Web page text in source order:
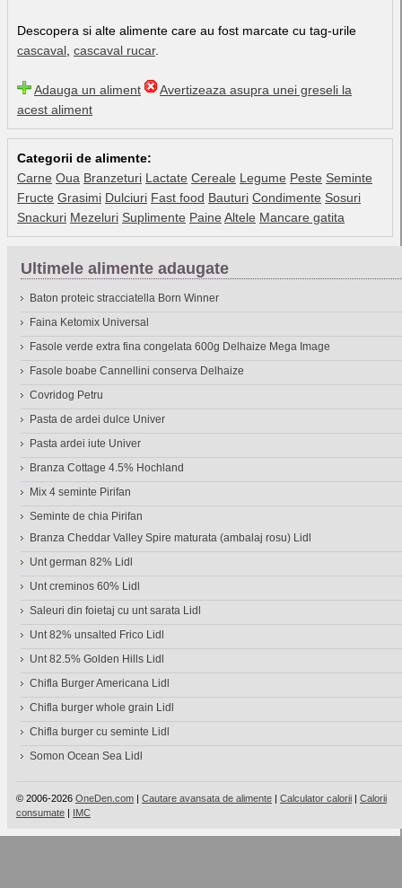
Descopera si alte alimente care au fost marcate cu tag-urile
cascaval cascaval rucar.
Adauga un aliment
Avertizeaza asupra unei greseli la
acest aliment
Categorii de alimente:
Carne Oua Branzeturi Lactate Cereale Legume Peste Seminte
Fructe Grasimi Dulciuri Fast food Bauturi Condimente Sosuri
Snackuri Mezeluri Suplimente Paine Altele Mancare gatita
Ultimele alimente adaugate
Baton proteic stracciatella Born Winner
Faina Ketomix Universal
Fasole verde extra fina congelata 600g Delhaize Mega Image
Fasole boabe Cannellini conserva Delhaize
Covridog Petru
Pasta de ardei dulce Univer
Pasta ardei iute Univer
Branza Cottage 4.5% Hochland
Mix 4 seminte Pirifan
Seminte de chia Pirifan
Branza Cheddar Valley Spire maturata (ambalaj rosu) Lidl
Unt german 82% Lidl
Unt creminos 60% Lidl
Saleuri din foietaj cu unt sarata Lidl
Unt 82% unsalted Frico Lidl
Unt 82.5% Golden Hills Lidl
Chifla Burger Americana Lidl
Chifla burger whole grain Lidl
Chifla burger cu seminte Lidl
Somon Ocean Sea Lidl
© 2006-2026 OneDen.com | Cautare avansata de alimente | Calculator calorii | Calorii
consumate | IMC